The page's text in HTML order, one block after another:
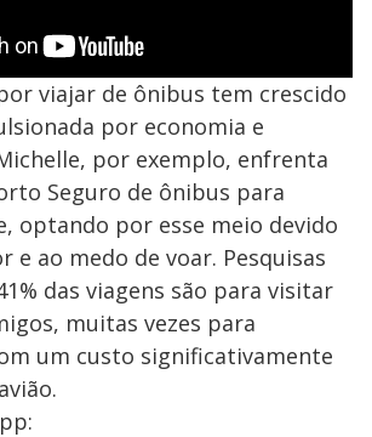
viajar de ônibus tem crescido
por economia e
por exemplo, enfrenta
Seguro de ônibus para
optando por esse meio devido
e ao medo de voar. Pesquisas
das viagens são para visitar
muitas vezes para
um custo significativamente